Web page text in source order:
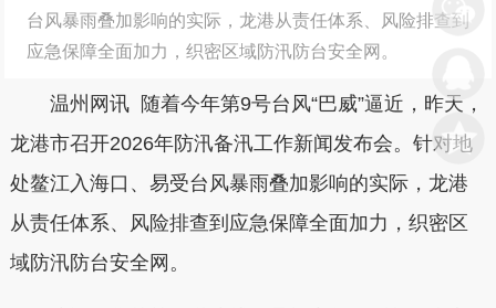
台风暴雨叠加影响的实际，龙港从责任体系、风险排查到
应急保障全面加力，织密区域防汛防台安全网。
温州网讯 随着今年第9号台风“巴威”逼近，昨天，
龙港市召开2026年防汛备汛工作新闻发布会。针对地
处鳌江入海口、易受台风暴雨叠加影响的实际，龙港
从责任体系、风险排查到应急保障全面加力，织密区
域防汛防台安全网。